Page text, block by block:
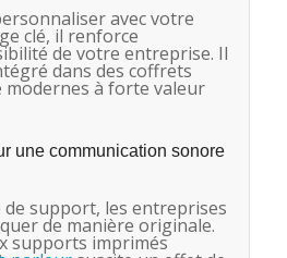
avec votre
clé, il renforce
de votre entreprise. Il
dans des coffrets
modernes à forte valeur
une communication sonore
de support, les entreprises
de manière originale.
supports imprimés